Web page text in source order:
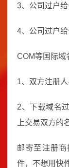
3、公司过户
4、公司过户给
COM等国际域
1、双方注册
2、下载域名
上交易双方的
邮寄至注册
件，不想用快